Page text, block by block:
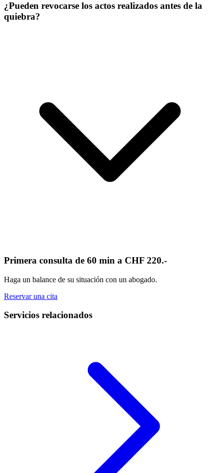
¿Pueden revocarse los actos realizados antes de la
quiebra?
Primera consulta de 60 min a CHF 220.-
Haga un balance de su situación con un abogado.
Reservar una cita
Servicios relacionados